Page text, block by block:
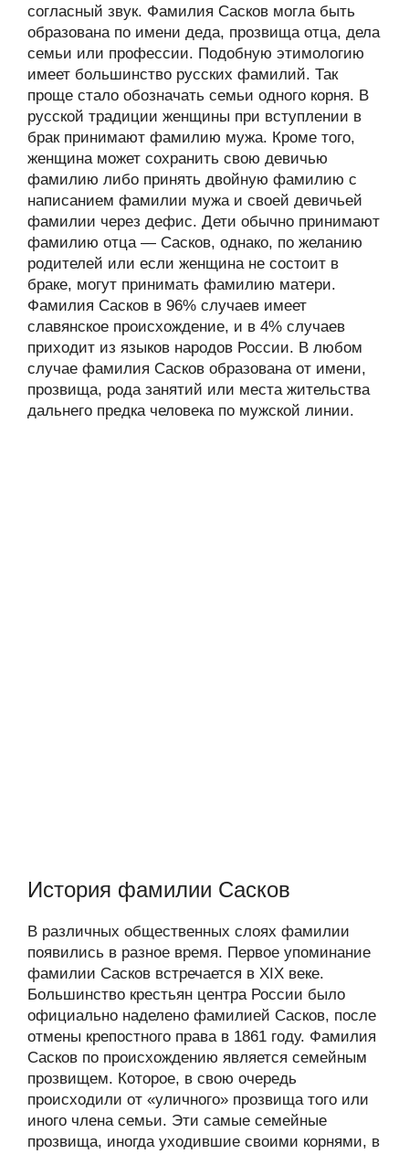
согласный звук. Фамилия Сасков могла быть
образована по имени деда, прозвища отца, дела
семьи или профессии. Подобную этимологию
имеет большинство русских фамилий. Так
проще стало обозначать семьи одного корня. В
русской традиции женщины при вступлении в
брак принимают фамилию мужа. Кроме того,
женщина может сохранить свою девичью
фамилию либо принять двойную фамилию с
написанием фамилии мужа и своей девичьей
фамилии через дефис. Дети обычно принимают
фамилию отца — Сасков, однако, по желанию
родителей или если женщина не состоит в
браке, могут принимать фамилию матери.
Фамилия Сасков в 96% случаев имеет
славянское происхождение, и в 4% случаев
приходит из языков народов России. В любом
случае фамилия Сасков образована от имени,
прозвища, рода занятий или места жительства
дальнего предка человека по мужской линии.
История фамилии Сасков
В различных общественных слоях фамилии
появились в разное время. Первое упоминание
фамилии Сасков встречается в XIX веке.
Большинство крестьян центра России было
официально наделено фамилией Сасков, после
отмены крепостного права в 1861 году. Фамилия
Сасков по происхождению является семейным
прозвищем. Которое, в свою очередь
происходили от «уличного» прозвища того или
иного члена семьи. Эти самые семейные
прозвища, иногда уходившие своими корнями, в